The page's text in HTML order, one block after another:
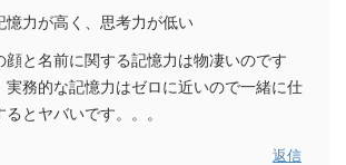
憶力が高く、思考力が低い
顔と名前に関する記憶力は物凄いのです
実務的な記憶力はゼロに近いので一緒に仕
るとヤバいです。。。
返信